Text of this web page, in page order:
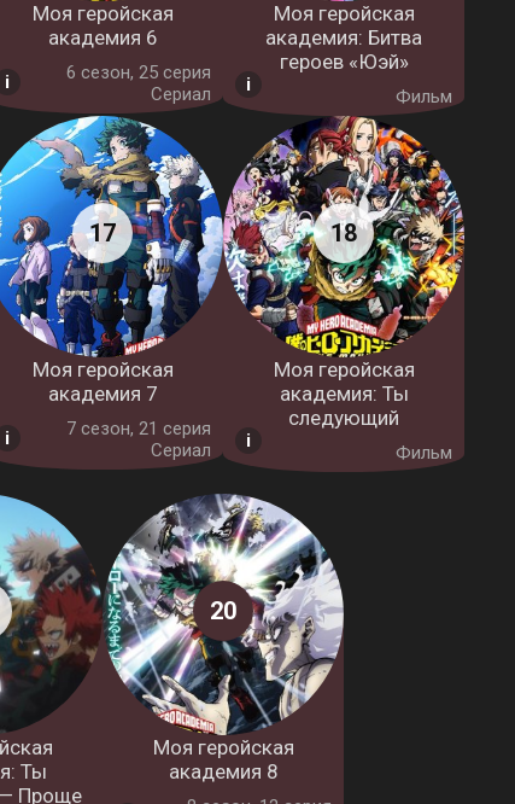
Моя геройская
академия 6
6 cезон, 25 серия
Сериал
Моя геройская
академия: Битва
героев «Юэй»
Фильм
Моя геройская
академия 7
7 cезон, 21 серия
Сериал
Моя геройская
академия: Ты
следующий
Фильм
Ты
Проще
Моя геройская
академия 8